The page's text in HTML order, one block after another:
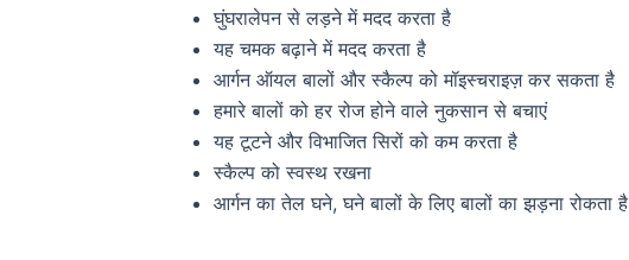
घुंघरालेपन से लड़ने में मदद करता है
यह चमक बढ़ाने में मदद करता है
आर्गन ऑयल बालों और स्कैल्प को मॉइस्चराइज़ कर सकता है
हमारे बालों को हर रोज होने वाले नुकसान से बचाएं
यह टूटने और विभाजित सिरों को कम करता है
स्कैल्प को स्वस्थ रखना
आर्गन का तेल घने, घने बालों के लिए बालों का झड़ना रोकता है